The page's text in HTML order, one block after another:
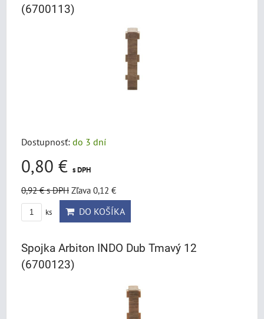
(6700113)
Dostupnosť: do 3 dní
0,80 € s DPH
0,92 €s DPH Zľava 0,12 €
ks DO KOŠÍKA
Spojka Arbiton INDO Dub Tmavý 12
(6700123)